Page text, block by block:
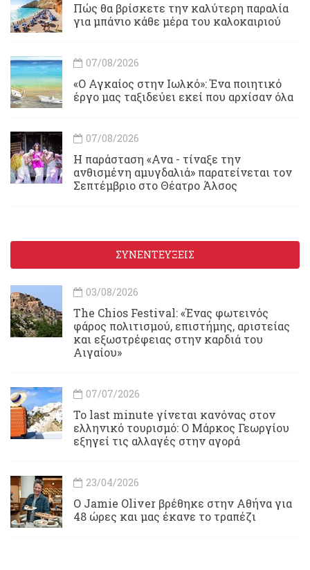
Πώς θα βρίσκετε την καλύτερη παραλία
για μπάνιο κάθε μέρα του καλοκαιριού
07/08/2026
«Ο Αγκαίος στην Ιωλκό»: Ένα ποιητικό
έργο μας ταξιδεύει εκεί που αρχίσαν όλα
07/08/2026
Η παράσταση «Ανα - τίναξε την
ανθισμένη αμυγδαλιά» παρατείνεται τον
Σεπτέμβριο στο Θέατρο Άλσος
ΣΥΝΕΝΤΕΥΞΕΙΣ
03/08/2026
Τhe Chios Festival: «Ένας φωτεινός
φάρος πολιτισμού, επιστήμης, αριστείας
και εξωστρέφειας στην καρδιά του
Αιγαίου»
07/07/2026
Το last minute γίνεται κανόνας στον
ελληνικό τουρισμό: Ο Μάρκος Γεωργίου
εξηγεί τις αλλαγές στην αγορά
23/04/2026
Ο Jamie Oliver βρέθηκε στην Αθήνα για
48 ώρες και μας έκανε το τραπέζι